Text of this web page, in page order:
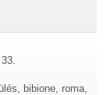
bibione, roma,